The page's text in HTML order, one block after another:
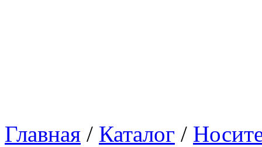
Главная / Каталог /